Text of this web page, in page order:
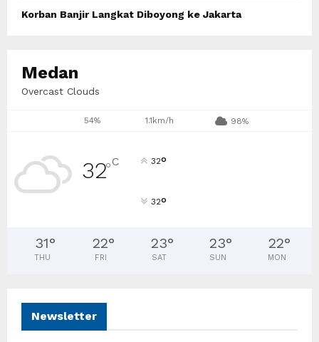
Korban Banjir Langkat Diboyong ke Jakarta
Medan
Overcast Clouds
54% 1.1km/h 98%
32°C 32°
32°
31°
THU
22°
FRI
23°
SAT
23°
SUN
22°
MON
Newsletter